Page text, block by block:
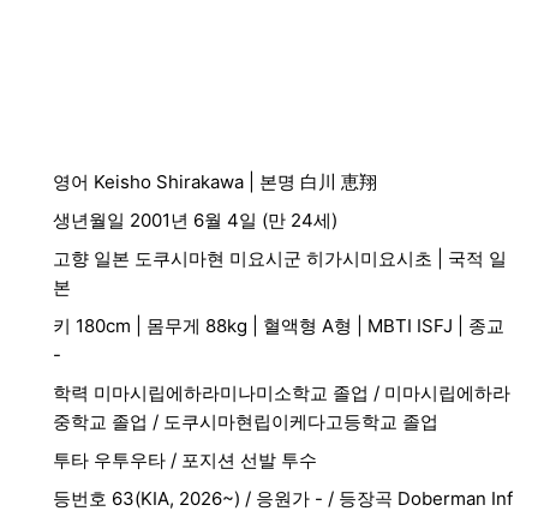
영어 Keisho Shirakawa | 본명 白川 恵翔
생년월일 2001년 6월 4일 (만 24세)
고향 일본 도쿠시마현 미요시군 히가시미요시초 | 국적 일
본
키 180cm | 몸무게 88kg | 혈액형 A형 | MBTI ISFJ | 종교
-
학력 미마시립에하라미나미소학교 졸업 / 미마시립에하라
중학교 졸업 / 도쿠시마현립이케다고등학교 졸업
투타 우투우타 / 포지션 선발 투수
등번호 63(KIA, 2026~) / 응원가 - / 등장곡 Doberman Inf